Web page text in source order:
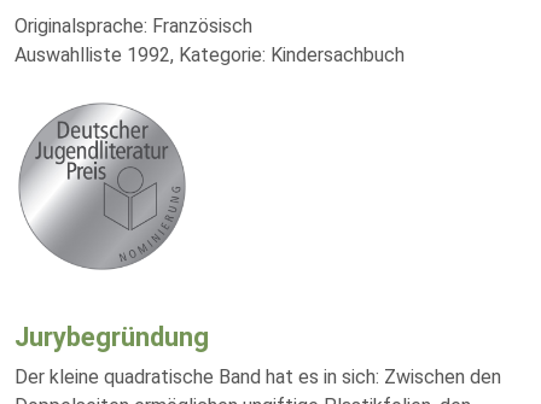
Originalsprache: Französisch
Auswahlliste 1992, Kategorie: Kindersachbuch
Jurybegründung
Der kleine quadratische Band hat es in sich: Zwischen den